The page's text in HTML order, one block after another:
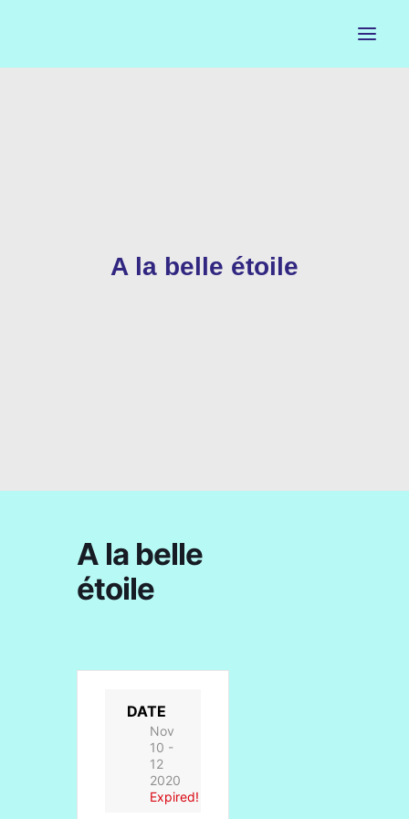
CALENDRIERA la belle étoile
A la belle
étoile
DATE
Nov
10 -
12
2020
Expired!